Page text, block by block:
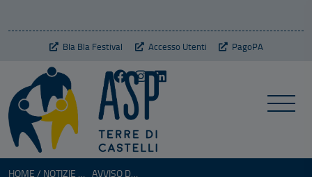
Bla Bla Festival Accesso Utenti PagoPA
HOME